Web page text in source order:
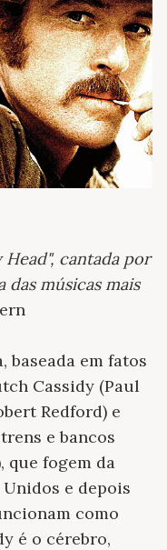
cantada por
das músicas mais
baseada em fatos
Cassidy (Paul
Redford) e
e bancos
que fogem da
e depois
como
é o cérebro,